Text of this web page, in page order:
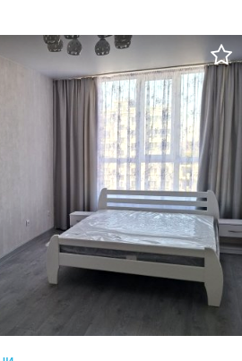
Лічильники на все. Поряд з
майданчик, в пішій доступності
та багато іншого. Телефонуйте та